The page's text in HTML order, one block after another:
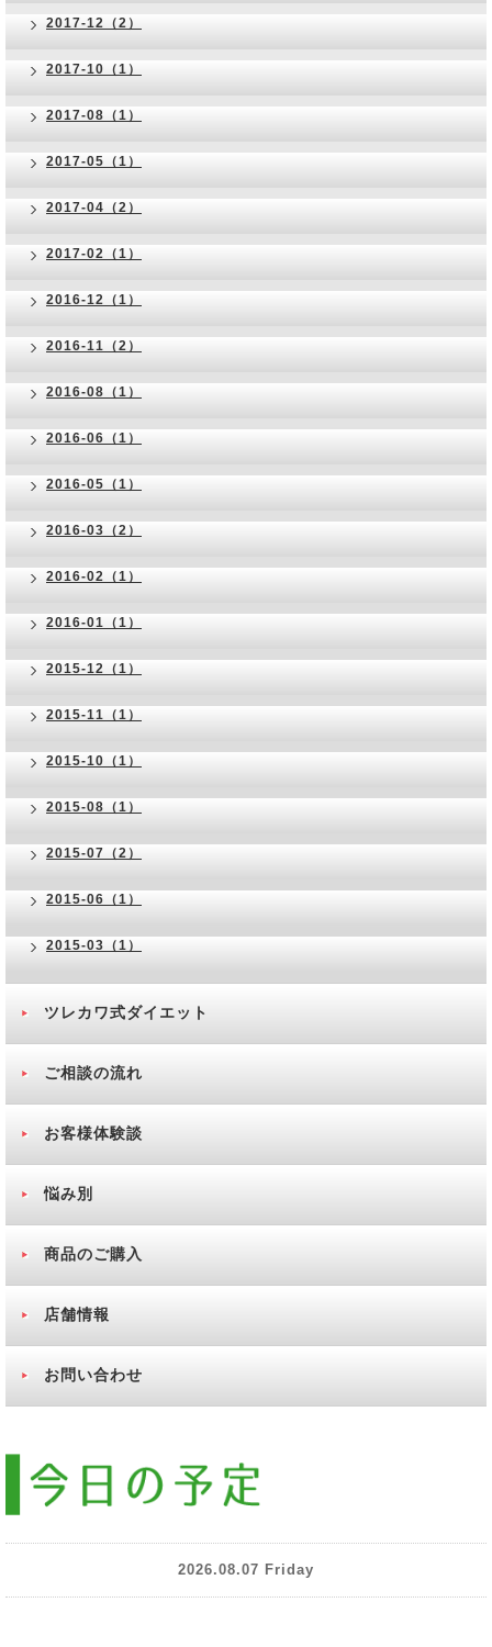
2017-12（2）
2017-10（1）
2017-08（1）
2017-05（1）
2017-04（2）
2017-02（1）
2016-12（1）
2016-11（2）
2016-08（1）
2016-06（1）
2016-05（1）
2016-03（2）
2016-02（1）
2016-01（1）
2015-12（1）
2015-11（1）
2015-10（1）
2015-08（1）
2015-07（2）
2015-06（1）
2015-03（1）
ツレカワ式ダイエット
ご相談の流れ
お客様体験談
悩み別
商品のご購入
店舗情報
お問い合わせ
2026.08.07 Friday